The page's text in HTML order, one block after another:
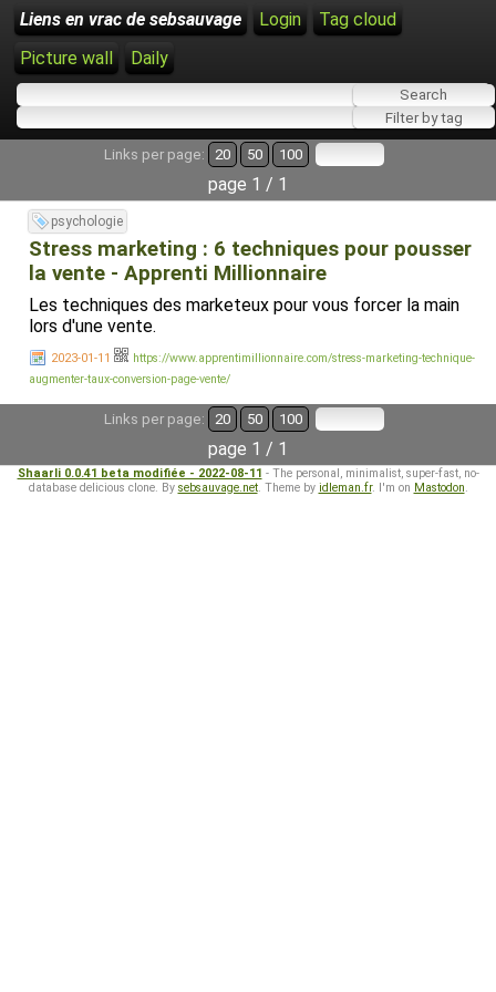
Liens en vrac de sebsauvage Login
Tag cloud
Picture wall
Daily
Links per page: 20 50 100
page 1 / 1
psychologie
Stress marketing : 6 techniques pour pousser
la vente - Apprenti Millionnaire
Les techniques des marketeux pour vous forcer la main
lors d'une vente.
2023-01-11
https://www.apprentimillionnaire.com/stress-marketing-technique-
augmenter-taux-conversion-page-vente/
Links per page: 20 50 100
page 1 / 1
Shaarli 0.0.41 beta modifiée - 2022-08-11 - The personal, minimalist, super-fast, no-
database delicious clone. By sebsauvage.net. Theme by idleman.fr. I'm on Mastodon.